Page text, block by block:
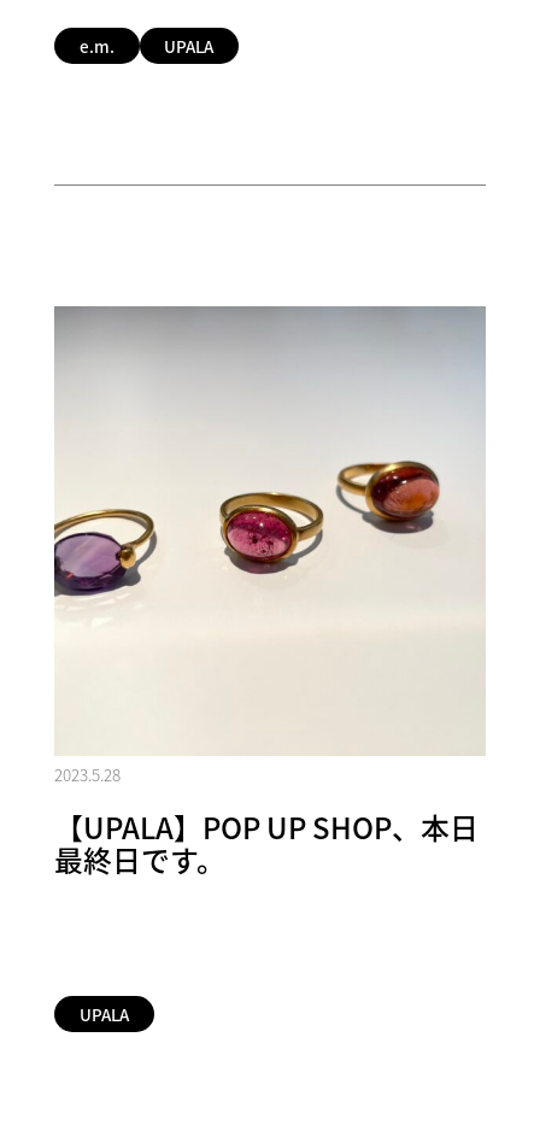
e.m. UPALA
2023.5.28
【UPALA】POP UP SHOP、本日
最終日です。
UPALA